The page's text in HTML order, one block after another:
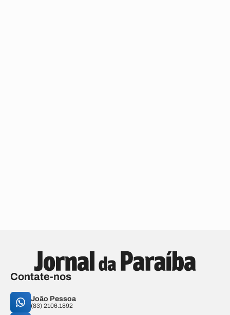
Contate-nos
João Pessoa
(83) 2106.1892